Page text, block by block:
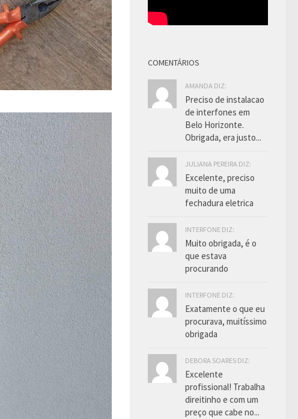
COMENTÁRIOS
AMANDA DIZ:
Preciso de instalacao
de interfones em
Belo Horizonte.
Obrigada, era justo...
JULIANA PEREIRA DIZ:
Excelente, preciso
muito de uma
fechadura eletrica
INTERFONE DIZ:
Muito obrigada, é o
que estava
procurando
INTERFONE DIZ:
Exatamente o que eu
procurava, muitíssimo
obrigada
DEBORA SOARES DIZ:
Excelente
profissional! Trabalha
direitinho e com um
preço que cabe no...